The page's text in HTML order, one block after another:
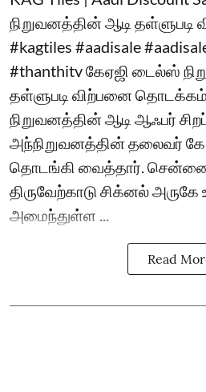
நிறுவனத்தின் ஆடி
#kagtiles #aadisale
#thanthitv கேஏஜி டைல்ஸ்
தள்ளுபடி விற்பனை
நிறுவனத்தின் ஆடி ஆஃபர்
அந்நிறுவனத்தின் தலைவர்
தொடங்கி வைத்தார்.
திருவேற்காடு சிக்னல் அருகே
அமைந்துள்ள ...
Read